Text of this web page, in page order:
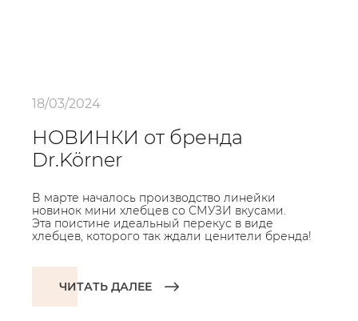
18/03/2024
НОВИНКИ от бренда
Dr.Körner
В марте началось производство линейки
новинок мини хлебцев со СМУЗИ вкусами.
Эта поистине идеальный перекус в виде
хлебцев, которого так ждали ценители бренда!
ЧИТАТЬ ДАЛЕЕ